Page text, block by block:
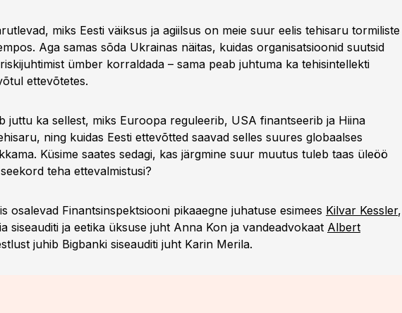
miks Eesti väiksus ja agiilsus on meie suur eelis tehisaru tormiliste
Aga samas sõda Ukrainas näitas, kuidas organisatsioonid suutsid
ümber korraldada – sama peab juhtuma ka tehisintellekti
ettevõtetes.
juttu ka sellest, miks Euroopa reguleerib, USA finantseerib ja Hiina
ning kuidas Eesti ettevõtted saavad selles suures globaalses
Küsime saates sedagi, kas järgmine suur muutus tuleb taas üleöö
teha ettevalmistusi?
osalevad Finantsinspektsiooni pikaaegne juhatuse esimees Kilvar Kessler,
siseauditi ja eetika üksuse juht Anna Kon ja vandeadvokaat Albert
juhib Bigbanki siseauditi juht Karin Merila.